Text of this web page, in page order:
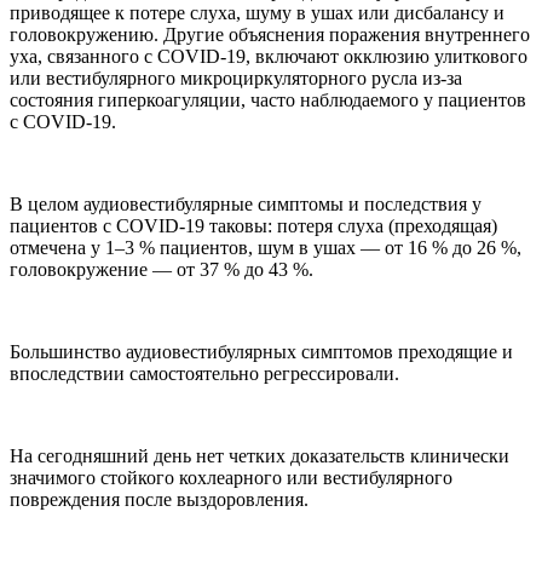
приводящее к потере слуха, шуму в ушах или дисбалансу и
головокружению. Другие объяснения поражения внутреннего
уха, связанного с COVID-19, включают окклюзию улиткового
или вестибулярного микроциркуляторного русла из-за
состояния гиперкоагуляции, часто наблюдаемого у пациентов
с COVID-19.
В целом аудиовестибулярные симптомы и последствия у
пациентов с COVID-19 таковы: потеря слуха (преходящая)
отмечена у 1–3 % пациентов, шум в ушах — от 16 % до 26 %,
головокружение — от 37 % до 43 %.
Большинство аудиовестибулярных симптомов преходящие и
впоследствии самостоятельно регрессировали.
На сегодняшний день нет четких доказательств клинически
значимого стойкого кохлеарного или вестибулярного
повреждения после выздоровления.